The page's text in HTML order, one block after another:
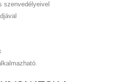
szenvedélyeivel